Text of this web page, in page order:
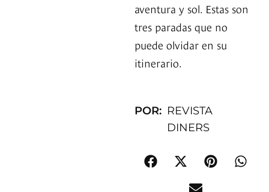
aventura y sol. Estas son
tres paradas que no
puede olvidar en su
itinerario.
POR: REVISTA
DINERS